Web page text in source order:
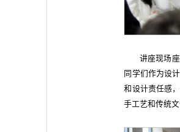
讲座现场
同学们作为设
和设计责任感
手工艺和传统